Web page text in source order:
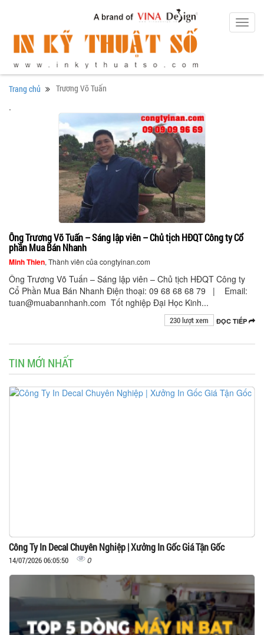
Trang chủ Trương Võ Tuấn
.
Ông Trương Võ Tuấn – Sáng lập viên – Chủ tịch HĐQT Công ty Cổ
phần Mua Bán Nhanh
Minh Thien, Thành viên của congtyinan.com
Ông Trương Võ Tuấn – Sáng lập viên – Chủ tịch HĐQT Công ty
Cổ Phần Mua Bán Nhanh Điện thoại: 09 68 68 68 79 | Email:
tuan@muabannhanh.com Tốt nghiệp Đại Học Kinh...
ĐỌC TIẾP
230 lượt xem
TIN MỚI NHẤT
Công Ty In Decal Chuyên Nghiệp | Xưởng In Gốc Giá Tận Gốc
14/07/2026 06:05:50 0